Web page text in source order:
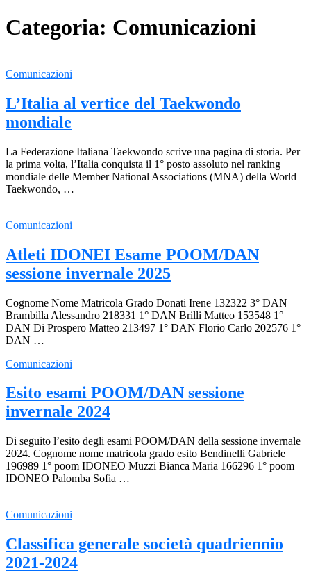
Categoria: Comunicazioni
Comunicazioni
L’Italia al vertice del Taekwondo
mondiale
La Federazione Italiana Taekwondo scrive una pagina di storia. Per
la prima volta, l’Italia conquista il 1° posto assoluto nel ranking
mondiale delle Member National Associations (MNA) della World
Taekwondo, …
Comunicazioni
Atleti IDONEI Esame POOM/DAN
sessione invernale 2025
Cognome Nome Matricola Grado Donati Irene 132322 3° DAN
Brambilla Alessandro 218331 1° DAN Brilli Matteo 153548 1°
DAN Di Prospero Matteo 213497 1° DAN Florio Carlo 202576 1°
DAN …
Comunicazioni
Esito esami POOM/DAN sessione
invernale 2024
Di seguito l’esito degli esami POOM/DAN della sessione invernale
2024. Cognome nome matricola grado esito Bendinelli Gabriele
196989 1° poom IDONEO Muzzi Bianca Maria 166296 1° poom
IDONEO Palomba Sofia …
Comunicazioni
Classifica generale società quadriennio
2021-2024